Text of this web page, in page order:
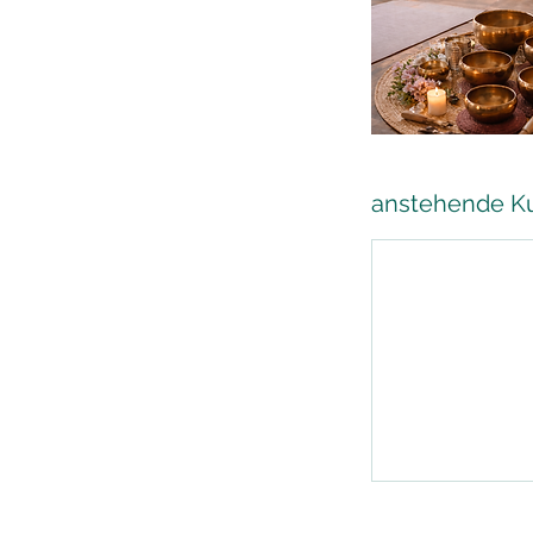
anstehende